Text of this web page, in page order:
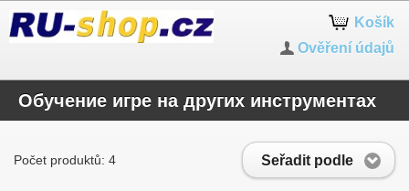
Košík
Ověření údajů
Обучение игре на других инструментах
Seřadit podle
Počet produktů: 4